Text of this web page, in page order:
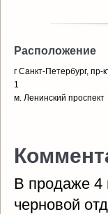
Расположение
г Санкт-Петербург, пр-
1
м. Ленинский проспект
В продаже 4
черновой